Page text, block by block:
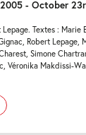
- October
Textes : Marie
Robert Lepage,
Simone
Véronika Makdissi-